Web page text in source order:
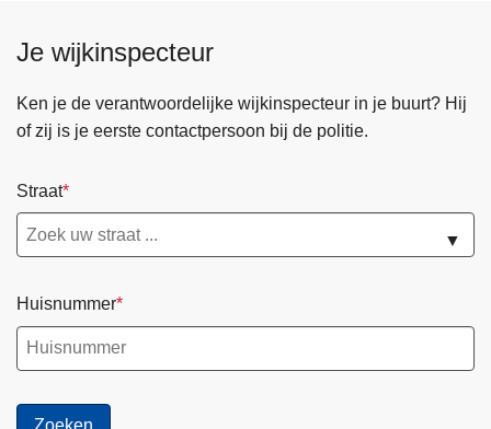
a
Je wijkinspecteur
Ken je de verantwoordelijke wijkinspecteur in je buurt? Hij
of zij is je eerste contactpersoon bij de politie.
Straat
▼
Huisnummer